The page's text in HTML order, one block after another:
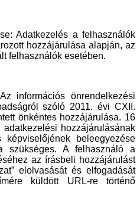
Adatkezelés a felhasználók
hozzájárulása alapján, az
felhasználók esetében.
információs önrendelkezési
szóló 2011. évi CXII.
önkéntes hozzájárulása. 16
hozzájárulásának
képviselőjének beleegyezése
szükséges. A felhasználó a
az írásbeli hozzájárulást
elolvasását és elfogadását
küldött URL-re történő